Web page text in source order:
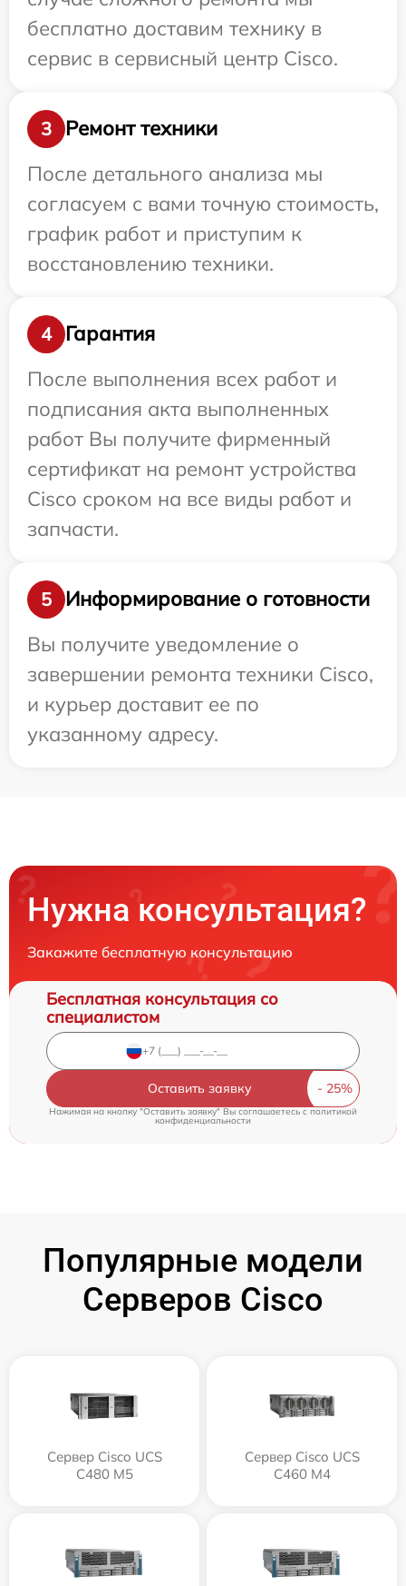
бесплатно доставим технику в
сервис в сервисный центр Cisco.
3
Ремонт техники
После детального анализа мы
согласуем с вами точную стоимость,
график работ и приступим к
восстановлению техники.
4
Гарантия
После выполнения всех работ и
подписания акта выполненных
работ Вы получите фирменный
сертификат на ремонт устройства
Cisco сроком на все виды работ и
запчасти.
5
Информирование о готовности
Вы получите уведомление о
завершении ремонта техники Cisco,
и курьер доставит ее по
указанному адресу.
Нужна консультация?
Закажите бесплатную консультацию
Бесплатная консультация со
специалистом
Оставить заявку
Нажимая на кнопку "Оставить заявку" Вы соглашаетесь cполитикой
конфиденциальности
Популярные модели
Серверов Cisco
Сервер Cisco UCS
C480 M5
Сервер Cisco UCS
C460 M4